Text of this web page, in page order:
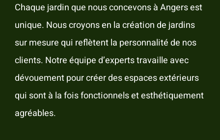
Chaque jardin que nous concevons à Angers est
unique. Nous croyons en la création de jardins
sur mesure qui reflètent la personnalité de nos
clients. Notre équipe d’experts travaille avec
dévouement pour créer des espaces extérieurs
qui sont à la fois fonctionnels et esthétiquement
agréables.